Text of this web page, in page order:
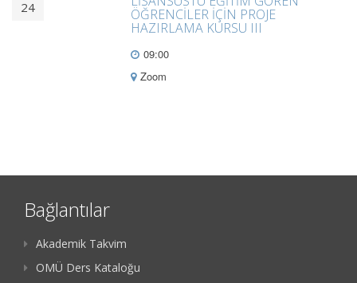
24 ÖĞRENCİLER İÇİN PROJE
HAZIRLAMA KURSU III
09:00
Zoom
Bağlantılar
Akademik Takvim
OMÜ Ders Kataloğu